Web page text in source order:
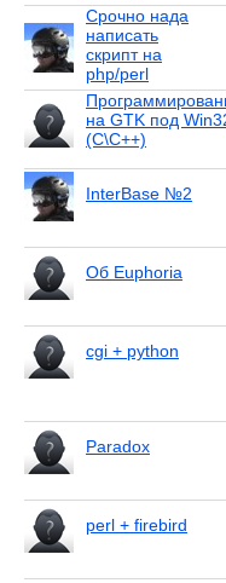
Срочно нада
написать
скрипт на
php/perl
на GTK под
(C\C++)
InterBase №2
Об Euphoria
cgi + python
Paradox
perl + firebird